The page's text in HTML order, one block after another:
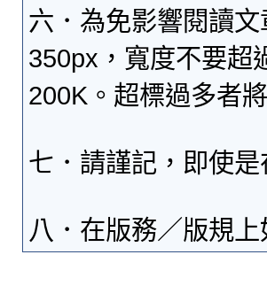
六．為免影響閱讀
350px，寬度不要超
200K。超標過多者
七．請謹記，即使
八．在版務／版規